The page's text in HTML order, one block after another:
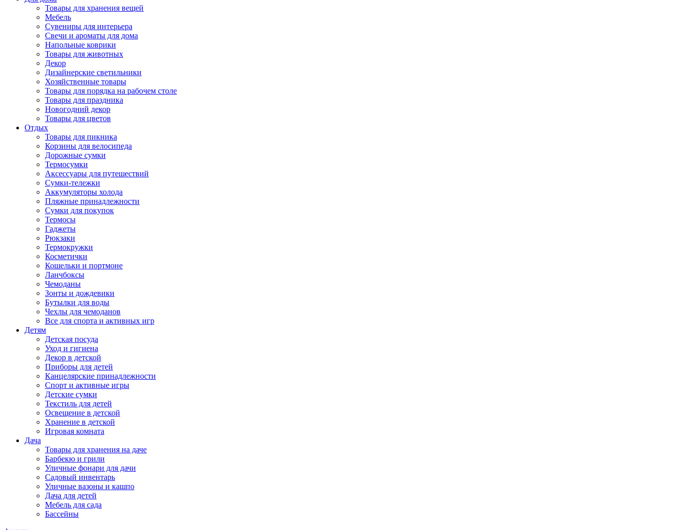
Товары для хранения вещей
Мебель
Сувениры для интерьера
Свечи и ароматы для дома
Напольные коврики
Товары для животных
Декор
Дизайнерские светильники
Хозяйственные товары
Товары для порядка на рабочем столе
Товары для праздника
Новогодний декор
Товары для цветов
Отдых
Товары для пикника
Корзины для велосипеда
Дорожные сумки
Термосумки
Аксессуары для путешествий
Сумки-тележки
Аккумуляторы холода
Пляжные принадлежности
Сумки для покупок
Термосы
Гаджеты
Рюкзаки
Термокружки
Косметички
Кошельки и портмоне
Ланчбоксы
Чемоданы
Зонты и дождевики
Бутылки для воды
Чехлы для чемоданов
Все для спорта и активных игр
Детям
Детская посуда
Уход и гигиена
Декор в детской
Приборы для детей
Канцелярские принадлежности
Спорт и активные игры
Детские сумки
Текстиль для детей
Освещение в детской
Хранение в детской
Игровая комната
Дача
Товары для хранения на даче
Барбекю и грили
Уличные фонари для дачи
Садовый инвентарь
Уличные вазоны и кашпо
Дача для детей
Мебель для сада
Бассейны